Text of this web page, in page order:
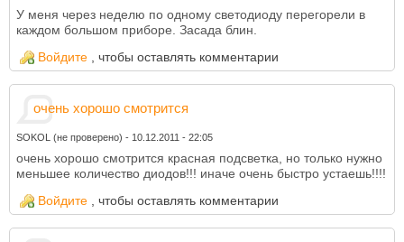
У меня через неделю по одному светодиоду перегорели в
каждом большом приборе. Засада блин.
Войдите
, чтобы оставлять комментарии
очень хорошо смотрится
SOKOL (не проверено) - 10.12.2011 - 22:05
очень хорошо смотрится красная подсветка, но только нужно
меньшее количество диодов!!! иначе очень быстро устаешь!!!!
Войдите
, чтобы оставлять комментарии